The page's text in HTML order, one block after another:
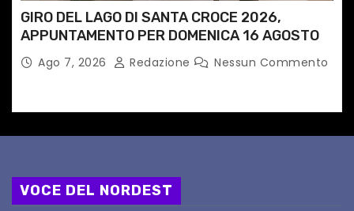
GIRO DEL LAGO DI SANTA CROCE 2026,
APPUNTAMENTO PER DOMENICA 16 AGOSTO
Ago 7, 2026 Redazione Nessun Commento
VOCE DEL NORDEST